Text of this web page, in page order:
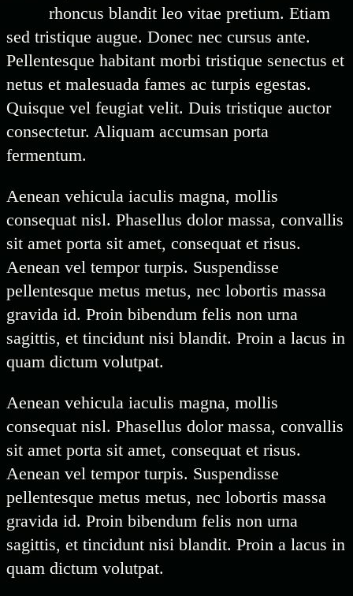
rhoncus blandit leo vitae pretium. Etiam
sed tristique augue. Donec nec cursus ante.
Pellentesque habitant morbi tristique senectus et
netus et malesuada fames ac turpis egestas.
Quisque vel feugiat velit. Duis tristique auctor
consectetur. Aliquam accumsan porta
fermentum.
Aenean vehicula iaculis magna, mollis
consequat nisl. Phasellus dolor massa, convallis
sit amet porta sit amet, consequat et risus.
Aenean vel tempor turpis. Suspendisse
pellentesque metus metus, nec lobortis massa
gravida id. Proin bibendum felis non urna
sagittis, et tincidunt nisi blandit. Proin a lacus in
quam dictum volutpat.
Aenean vehicula iaculis magna, mollis
consequat nisl. Phasellus dolor massa, convallis
sit amet porta sit amet, consequat et risus.
Aenean vel tempor turpis. Suspendisse
pellentesque metus metus, nec lobortis massa
gravida id. Proin bibendum felis non urna
sagittis, et tincidunt nisi blandit. Proin a lacus in
quam dictum volutpat.